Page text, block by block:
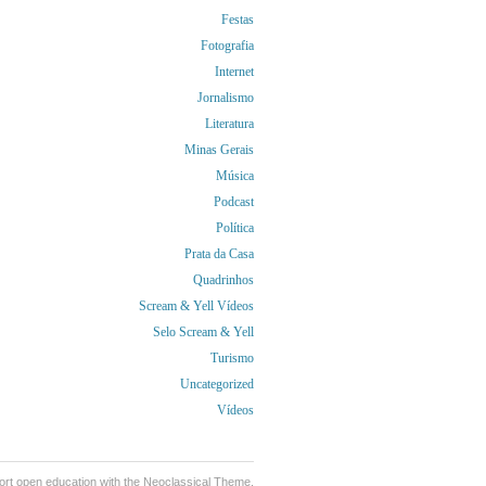
Festas
Fotografia
Internet
Jornalismo
Literatura
Minas Gerais
Música
Podcast
Política
Prata da Casa
Quadrinhos
Scream & Yell Vídeos
Selo Scream & Yell
Turismo
Uncategorized
Vídeos
open educationwith the Neoclassical Theme.